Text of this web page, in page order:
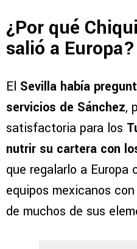
¿Por qué
salió a Europa?
El Sevilla había
servicios de Sánchez,
satisfactoria para los
nutrir su cartera con
que regalarlo a Europa
equipos mexicanos
de muchos de sus